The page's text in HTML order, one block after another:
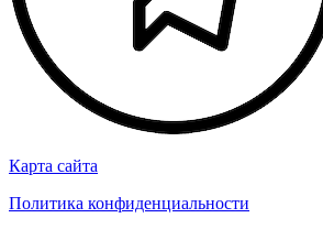
Карта сайта
Политика конфиденциальности